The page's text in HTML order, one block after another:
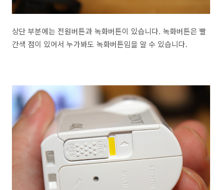
상단 부분에는 전원버튼과 녹화버튼이 있습니다. 녹화버튼은 빨
간색 점이 있어서 누가봐도 녹화버튼임을 알 수 있습니다.